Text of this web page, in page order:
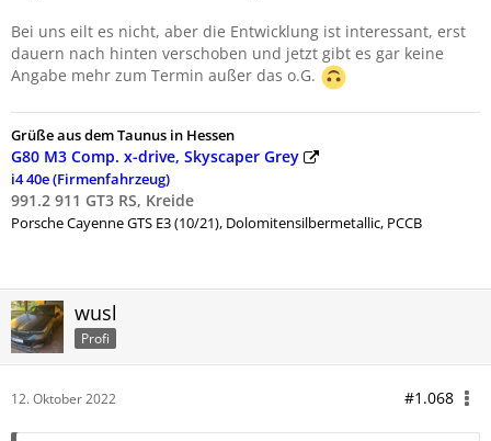
Bei uns eilt es nicht, aber die Entwicklung ist interessant, erst
dauern nach hinten verschoben und jetzt gibt es gar keine
Angabe mehr zum Termin außer das o.G.
Grüße aus dem Taunus in Hessen
G80 M3 Comp. x-drive, Skyscaper Grey
i4 40e (Firmenfahrzeug)
991.2 911 GT3 RS, Kreide
PorscheCayenne GTS E3 (10/21), Dolomitensilbermetallic, PCCB
wusl
Profi
12. Oktober 2022 #1.068